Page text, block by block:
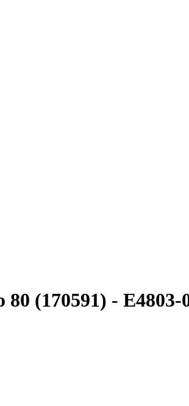
(170591) - E4803-